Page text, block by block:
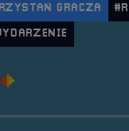
GRACZA
o tytule Sponsor